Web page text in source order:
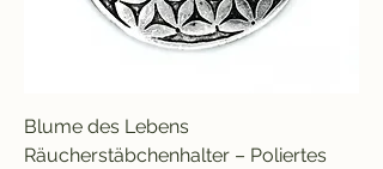
Blume des Lebens
Räucherstäbchenhalter – Poliertes